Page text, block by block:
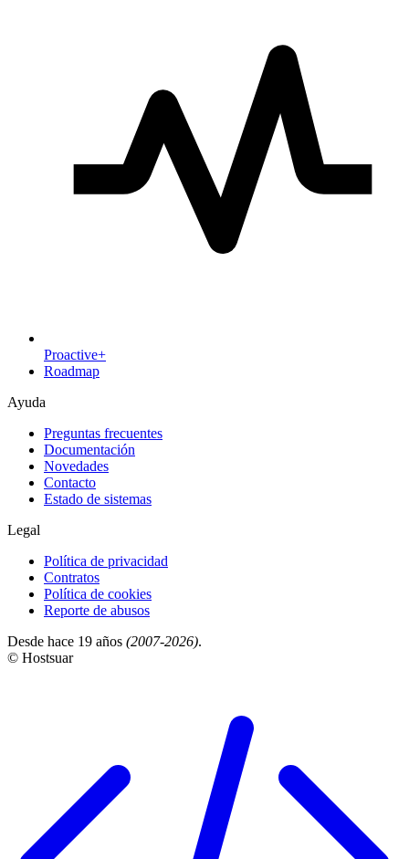
Proactive+
Roadmap
Ayuda
Preguntas frecuentes
Documentación
Novedades
Contacto
Estado de sistemas
Legal
Política de privacidad
Contratos
Política de cookies
Reporte de abusos
Desde hace 19 años (2007-2026).
© Hostsuar